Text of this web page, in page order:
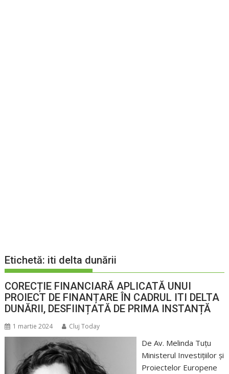
Etichetă: iti delta dunării
CORECȚIE FINANCIARĂ APLICATĂ UNUI
PROIECT DE FINANȚARE ÎN CADRUL ITI DELTA
DUNĂRII, DESFIINȚATĂ DE PRIMA INSTANȚĂ
1 martie 2024 Cluj Today
De Av. Melinda Tuțu
Ministerul Investițiilor și
Proiectelor Europene